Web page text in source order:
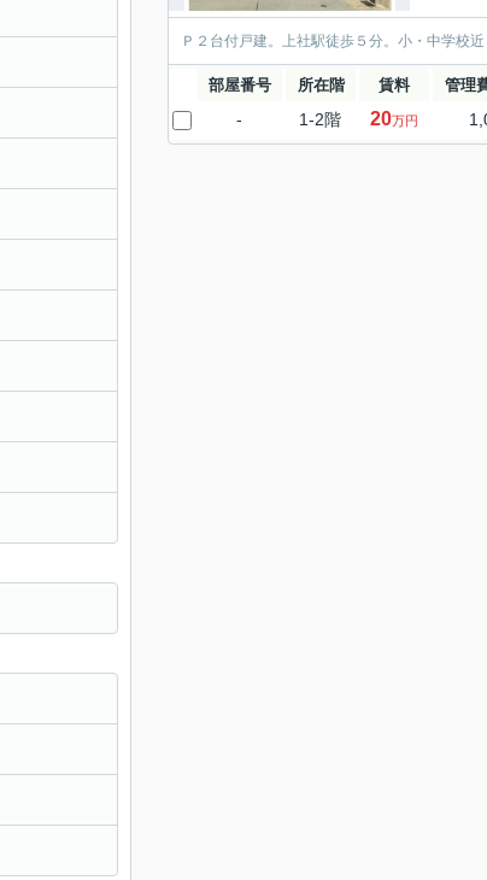
Ｐ２台付戸建。上社駅徒歩５分。小・中学校
部屋番号 所在階 賃料 管理
- 1-2階 20万円